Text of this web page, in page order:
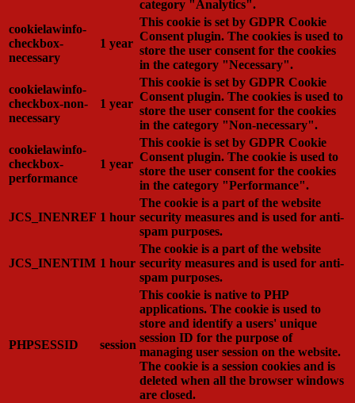
category "Analytics".
cookielawinfo-
checkbox-
necessary
1 year
This cookie is set by GDPR Cookie
Consent plugin. The cookies is used to
store the user consent for the cookies
in the category "Necessary".
cookielawinfo-
checkbox-non-
necessary
1 year
This cookie is set by GDPR Cookie
Consent plugin. The cookies is used to
store the user consent for the cookies
in the category "Non-necessary".
cookielawinfo-
checkbox-
performance
1 year
This cookie is set by GDPR Cookie
Consent plugin. The cookie is used to
store the user consent for the cookies
in the category "Performance".
JCS_INENREF 1 hour
The cookie is a part of the website
security measures and is used for anti-
spam purposes.
JCS_INENTIM 1 hour
The cookie is a part of the website
security measures and is used for anti-
spam purposes.
PHPSESSID session
This cookie is native to PHP
applications. The cookie is used to
store and identify a users' unique
session ID for the purpose of
managing user session on the website.
The cookie is a session cookies and is
deleted when all the browser windows
are closed.